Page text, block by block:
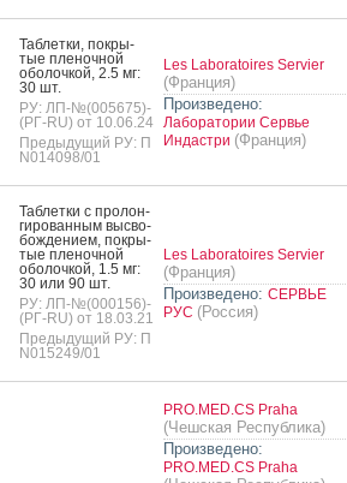
Таб­летки, пок­ры­
тые пле­ноч­ной
обо­лоч­кой, 2.5 мг:
30 шт.
РУ: ЛП-№(005675)-
(РГ-RU) от 10.06.24
Предыдущий РУ: П
N014098/01
Les Laboratoires Servier
(Франция)
Произведено:
Лаборатории Сервье
Индастри (Франция)
Таб­летки с про­лон­
ги­рован­ным выс­во­
бож­де­ни­ем, пок­ры­
тые пле­ноч­ной
обо­лоч­кой, 1.5 мг:
30 или 90 шт.
РУ: ЛП-№(000156)-
(РГ-RU) от 18.03.21
Предыдущий РУ: П
N015249/01
Les Laboratoires Servier
(Франция)
Произведено: СЕРВЬЕ
РУС (Россия)
PRO.MED.CS Praha
(Чешская Республика)
Произведено:
PRO.MED.CS Praha